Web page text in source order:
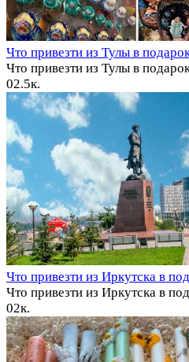
Что привезти из Тулы в
Что привезти из Тулы в
02.5к.
Что привезти из Иркутска в
Что привезти из Иркутска в
02к.